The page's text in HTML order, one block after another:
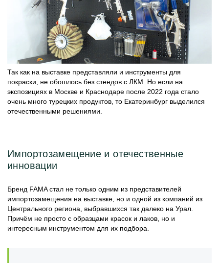
Так как на выставке представляли и инструменты для
покраски, не обошлось без стендов с ЛКМ. Но если на
экспозициях в Москве и Краснодаре после 2022 года стало
очень много турецких продуктов, то Екатеринбург выделился
отечественными решениями.
Импортозамещение и отечественные
инновации
Бренд FAMA стал не только одним из представителей
импортозамещения на выставке, но и одной из компаний из
Центрального региона, выбравшихся так далеко на Урал.
Причём не просто с образцами красок и лаков, но и
интересным инструментом для их подбора.